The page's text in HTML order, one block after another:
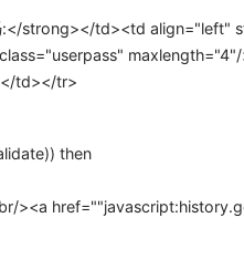
strong></td><td align="left"
td></tr>
then
><a